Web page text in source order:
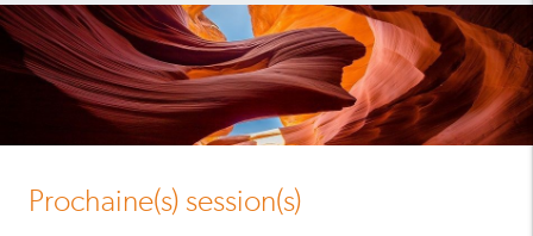
Prochaine(s) session(s)